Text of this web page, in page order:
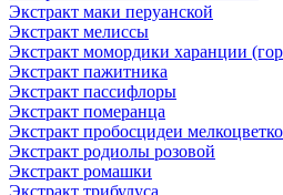
Экстракт маки перуанской
Экстракт мелиссы
Экстракт момордики харанции
Экстракт пажитника
Экстракт пассифлоры
Экстракт померанца
Экстракт пробосцидеи
Экстракт родиолы розовой
Экстракт ромашки
Экстракт трибулуса